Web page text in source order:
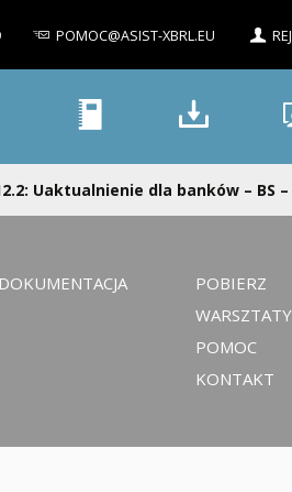
POMOC@ASIST-XBRL.EU
Uaktualnienie dla banków – BS –
DOKUMENTACJA
POBIERZ
WARSZTATY
POMOC
KONTAKT